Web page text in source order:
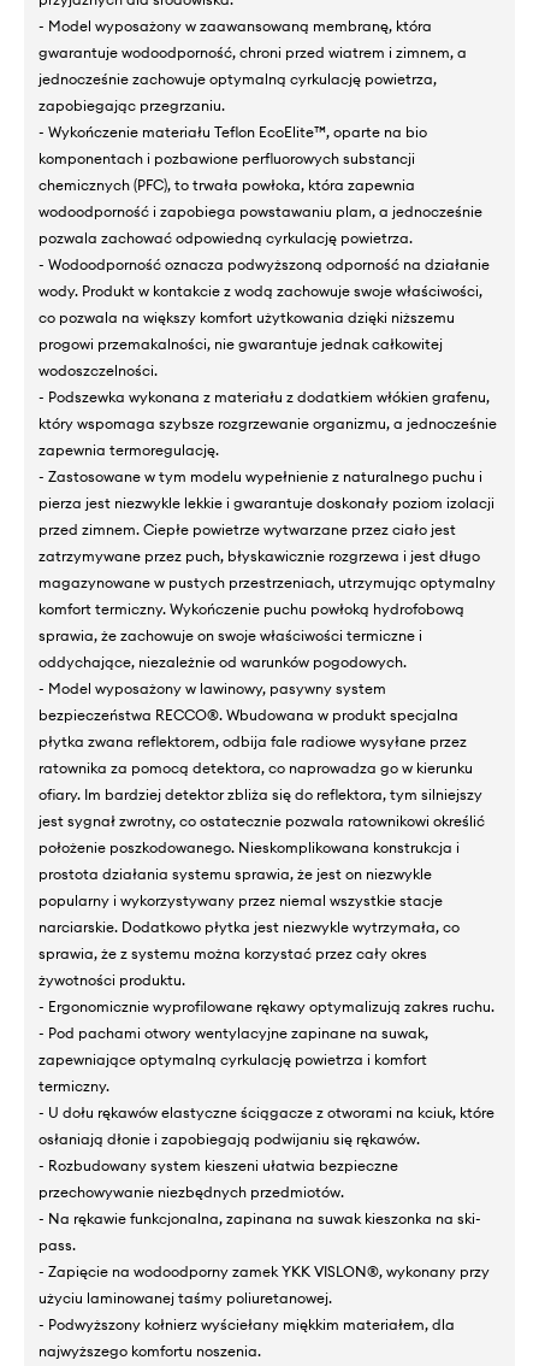
- Model wyposażony w zaawansowaną membranę, która
gwarantuje wodoodporność, chroni przed wiatrem i zimnem, a
jednocześnie zachowuje optymalną cyrkulację powietrza,
zapobiegając przegrzaniu.
- Wykończenie materiału Teflon EcoElite™, oparte na bio
komponentach i pozbawione perfluorowych substancji
chemicznych (PFC), to trwała powłoka, która zapewnia
wodoodporność i zapobiega powstawaniu plam, a jednocześnie
pozwala zachować odpowiedną cyrkulację powietrza.
- Wodoodporność oznacza podwyższoną odporność na działanie
wody. Produkt w kontakcie z wodą zachowuje swoje właściwości,
co pozwala na większy komfort użytkowania dzięki niższemu
progowi przemakalności, nie gwarantuje jednak całkowitej
wodoszczelności.
- Podszewka wykonana z materiału z dodatkiem włókien grafenu,
który wspomaga szybsze rozgrzewanie organizmu, a jednocześnie
zapewnia termoregulację.
- Zastosowane w tym modelu wypełnienie z naturalnego puchu i
pierza jest niezwykle lekkie i gwarantuje doskonały poziom izolacji
przed zimnem. Ciepłe powietrze wytwarzane przez ciało jest
zatrzymywane przez puch, błyskawicznie rozgrzewa i jest długo
magazynowane w pustych przestrzeniach, utrzymując optymalny
komfort termiczny. Wykończenie puchu powłoką hydrofobową
sprawia, że zachowuje on swoje właściwości termiczne i
oddychające, niezależnie od warunków pogodowych.
- Model wyposażony w lawinowy, pasywny system
bezpieczeństwa RECCO®. Wbudowana w produkt specjalna
płytka zwana reflektorem, odbija fale radiowe wysyłane przez
ratownika za pomocą detektora, co naprowadza go w kierunku
ofiary. Im bardziej detektor zbliża się do reflektora, tym silniejszy
jest sygnał zwrotny, co ostatecznie pozwala ratownikowi określić
położenie poszkodowanego. Nieskomplikowana konstrukcja i
prostota działania systemu sprawia, że jest on niezwykle
popularny i wykorzystywany przez niemal wszystkie stacje
narciarskie. Dodatkowo płytka jest niezwykle wytrzymała, co
sprawia, że z systemu można korzystać przez cały okres
żywotności produktu.
- Ergonomicznie wyprofilowane rękawy optymalizują zakres ruchu.
- Pod pachami otwory wentylacyjne zapinane na suwak,
zapewniające optymalną cyrkulację powietrza i komfort
termiczny.
- U dołu rękawów elastyczne ściągacze z otworami na kciuk, które
osłaniają dłonie i zapobiegają podwijaniu się rękawów.
- Rozbudowany system kieszeni ułatwia bezpieczne
przechowywanie niezbędnych przedmiotów.
- Na rękawie funkcjonalna, zapinana na suwak kieszonka na ski-
pass.
- Zapięcie na wodoodporny zamek YKK VISLON®, wykonany przy
użyciu laminowanej taśmy poliuretanowej.
- Podwyższony kołnierz wyściełany miękkim materiałem, dla
najwyższego komfortu noszenia.